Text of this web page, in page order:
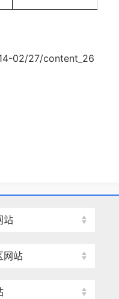
02/27/content_26
站
网站